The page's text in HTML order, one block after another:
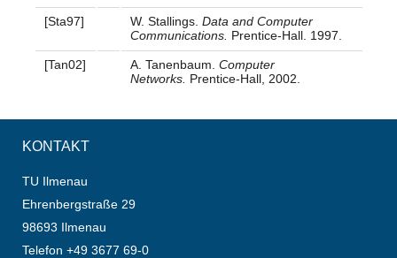
[Sta97] W. Stallings. Data and Computer
Communications. Prentice-Hall. 1997.
[Tan02] A. Tanenbaum. Computer
Networks. Prentice-Hall, 2002.
KONTAKT
TU Ilmenau
Ehrenbergstraße 29
98693 Ilmenau
Telefon +49 3677 69-0